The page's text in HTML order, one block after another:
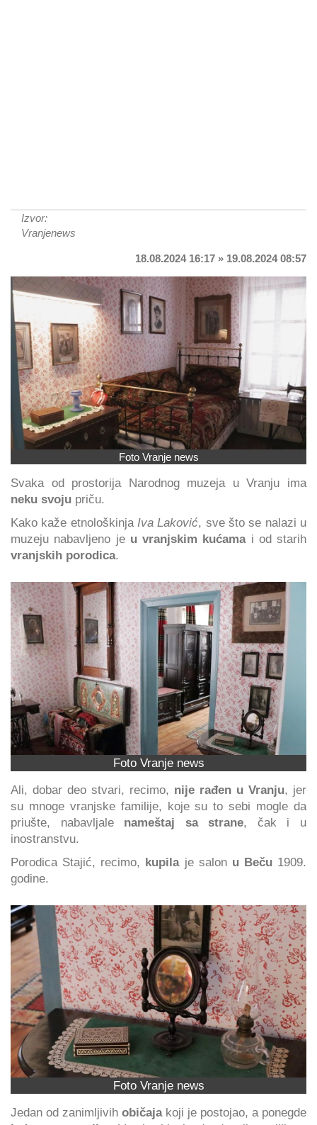
Izvor:
Vranjenews
18.08.2024 16:17 » 19.08.2024 08:57
Foto Vranje news
Svaka od prostorija Narodnog muzeja u Vranju ima
neku svoju priču.
Kako kaže etnološkinja Iva Laković, sve što se nalazi u
muzeju nabavljeno je u vranjskim kućamai od starih
vranjskih porodica.
Foto Vranje news
Ali, dobar deo stvari, recimo, nije rađen u Vranju, jer
su mnoge vranjske familije, koje su to sebi mogle da
priušte, nabavljale nameštaj sa strane, čak i u
inostranstvu.
Porodica Stajić, recimo, kupilaje salon u Beču1909.
godine.
Foto Vranje news
Jedan od zanimljivih običajakoji je postojao, a ponegde